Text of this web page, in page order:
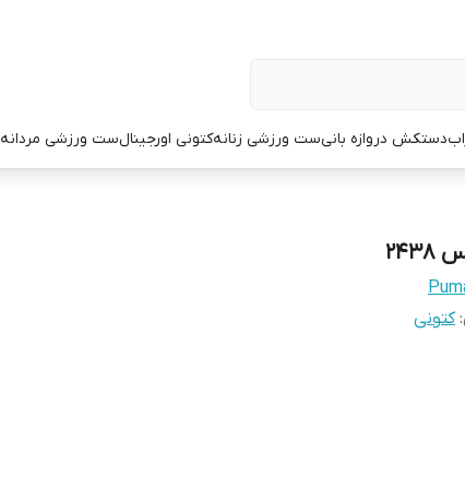
دستکش دروازه بانیست ورزشی زنانهکتونی اورجینالست ورزشی مردانه
:کتونی